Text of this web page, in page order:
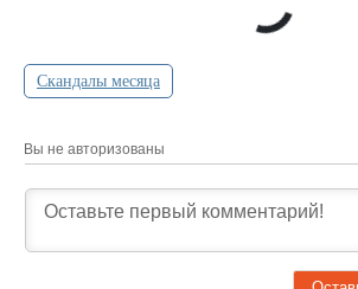
Скандалы месяца
Вы не авторизованы